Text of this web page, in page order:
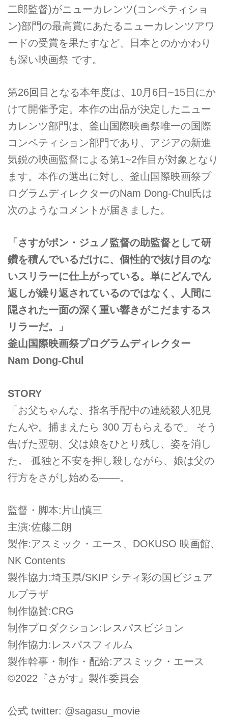
二郎監督)がニューカレンツ(コンペティショ
ン)部門の最高賞にあたるニューカレンツアワ
ードの受賞を果たすなど、日本とのかかわり
も深い映画祭 です。
第26回目となる本年度は、10月6日~15日にか
けて開催予定。本作の出品が決定したニュー
カレンツ部門は、釜山国際映画祭唯一の国際
コンペティション部門であり、アジアの新進
気鋭の映画監督による第1~2作目が対象となり
ます。本作の選出に対し、釜山国際映画祭プ
ログラムディレクターのNam Dong-Chul氏は
次のようなコメントが届きました。
「さすがポン・ジュノ監督の助監督として研
鑽を積んでいるだけに、個性的で抜け目のな
いスリラーに仕上がっている。単にどんでん
返しが繰り返されているのではなく、人間に
隠された一面の深く重い響きがこだまするス
リラーだ。」
釜山国際映画祭プログラムディレクター
Nam Dong-Chul
STORY
「お父ちゃんな、指名手配中の連続殺人犯見
たんや。捕まえたら 300 万もらえるで」 そう
告げた翌朝、父は娘をひとり残し、姿を消し
た。 孤独と不安を押し殺しながら、娘は父の
行方をさがし始める――。
監督・脚本:片山慎三
主演:佐藤二朗
製作:アスミック・エース、DOKUSO 映画館、
NK Contents
製作協力:埼玉県/SKIP シティ彩の国ビジュア
ルプラザ
制作協賛:CRG
制作プロダクション:レスパスビジョン
制作協力:レスパスフィルム
製作幹事・制作・配給:アスミック・エース
©2022『さがす』製作委員会
公式 twitter: @sagasu_movie